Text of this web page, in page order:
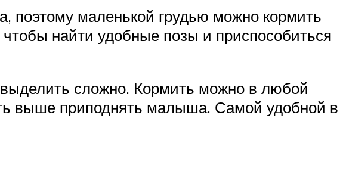
поэтому маленькой грудью можно кормить
найти удобные позы и приспособиться
сложно. Кормить можно в любой
выше приподнять малыша. Самой удобной в